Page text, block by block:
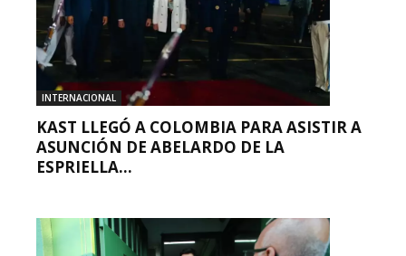
INTERNACIONAL
KAST LLEGÓ A COLOMBIA PARA ASISTIR A
ASUNCIÓN DE ABELARDO DE LA
ESPRIELLA...